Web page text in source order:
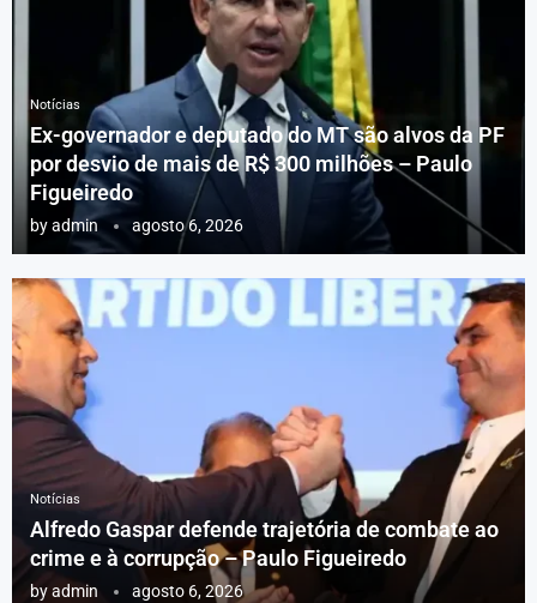
Notícias
Ex-governador e deputado do MT são alvos da PF
por desvio de mais de R$ 300 milhões – Paulo
Figueiredo
byadmin agosto 6, 2026
Notícias
Alfredo Gaspar defende trajetória de combate ao
crime e à corrupção – Paulo Figueiredo
byadmin agosto 6, 2026